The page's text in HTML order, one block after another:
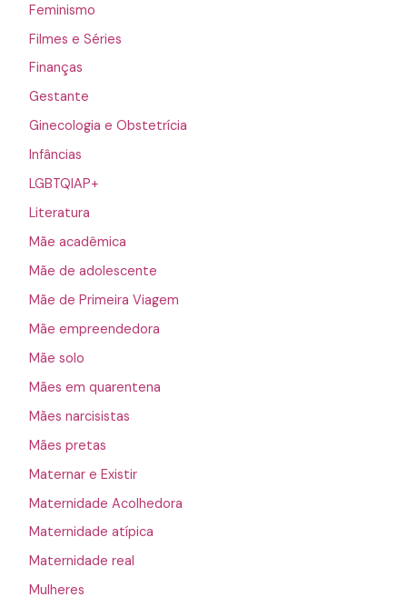
Feminismo
Filmes e Séries
Finanças
Gestante
Ginecologia e Obstetrícia
Infâncias
LGBTQIAP+
Literatura
Mãe acadêmica
Mãe de adolescente
Mãe de Primeira Viagem
Mãe empreendedora
Mãe solo
Mães em quarentena
Mães narcisistas
Mães pretas
Maternar e Existir
Maternidade Acolhedora
Maternidade atípica
Maternidade real
Mulheres